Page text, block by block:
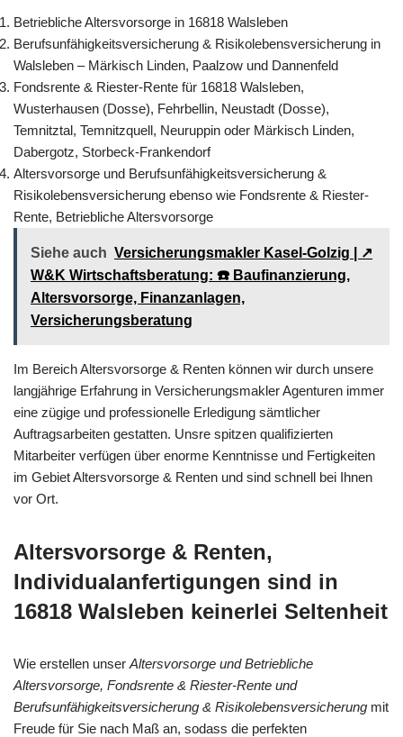
Betriebliche Altersvorsorge in 16818 Walsleben
Berufsunfähigkeitsversicherung & Risikolebensversicherung in
Walsleben – Märkisch Linden, Paalzow und Dannenfeld
Fondsrente & Riester-Rente für 16818 Walsleben,
Wusterhausen (Dosse), Fehrbellin, Neustadt (Dosse),
Temnitztal, Temnitzquell, Neuruppin oder Märkisch Linden,
Dabergotz, Storbeck-Frankendorf
Altersvorsorge und Berufsunfähigkeitsversicherung &
Risikolebensversicherung ebenso wie Fondsrente & Riester-
Rente, Betriebliche Altersvorsorge
Siehe auch Versicherungsmakler Kasel-Golzig | ↗️
W&K Wirtschaftsberatung: ☎️ Baufinanzierung,
Altersvorsorge, Finanzanlagen,
Versicherungsberatung
Im Bereich Altersvorsorge & Renten können wir durch unsere
langjährige Erfahrung in Versicherungsmakler Agenturen immer
eine zügige und professionelle Erledigung sämtlicher
Auftragsarbeiten gestatten. Unsre spitzen qualifizierten
Mitarbeiter verfügen über enorme Kenntnisse und Fertigkeiten
im Gebiet Altersvorsorge & Renten und sind schnell bei Ihnen
vor Ort.
Altersvorsorge & Renten,
Individualanfertigungen sind in
16818 Walsleben keinerlei Seltenheit
Wie erstellen unser Altersvorsorge und Betriebliche
Altersvorsorge, Fondsrente & Riester-Rente und
Berufsunfähigkeitsversicherung & Risikolebensversicherung mit
Freude für Sie nach Maß an, sodass die perfekten